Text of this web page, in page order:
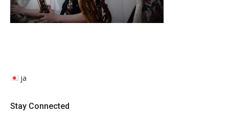
ja
Stay Connected